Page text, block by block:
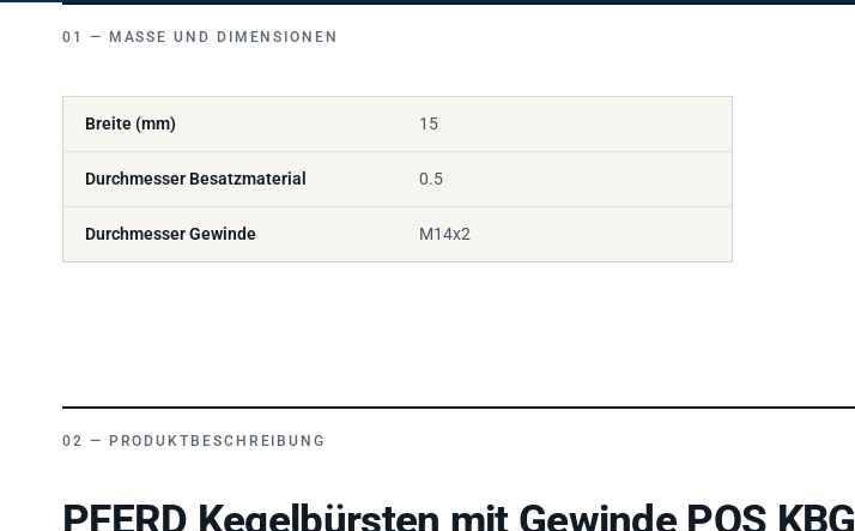
MASSE UND DIMENSIONEN
Breite (mm) 15
Durchmesser Besatzmaterial 0.5
Durchmesser Gewinde M14x2
PRODUKTBESCHREIBUNG
PFERD Kegelbürsten mit Gewinde POS KBG